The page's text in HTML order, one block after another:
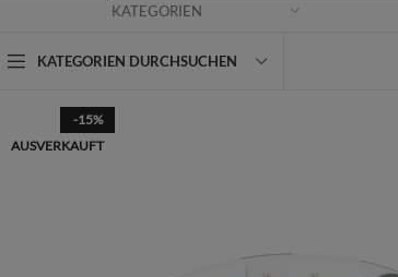
KATEGORIEN
KATEGORIEN DURCHSUCHEN
-15%
AUSVERKAUFT